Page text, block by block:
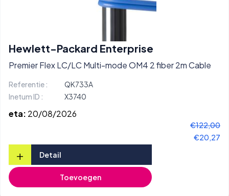
Hewlett-Packard Enterprise
Premier Flex LC/LC Multi-mode OM4 2 fiber 2m Cable
Referentie :
QK733A
Inetum ID :
X3740
eta: 20/08/2026
€122,00
€20,27
+ Detail
Toevoegen